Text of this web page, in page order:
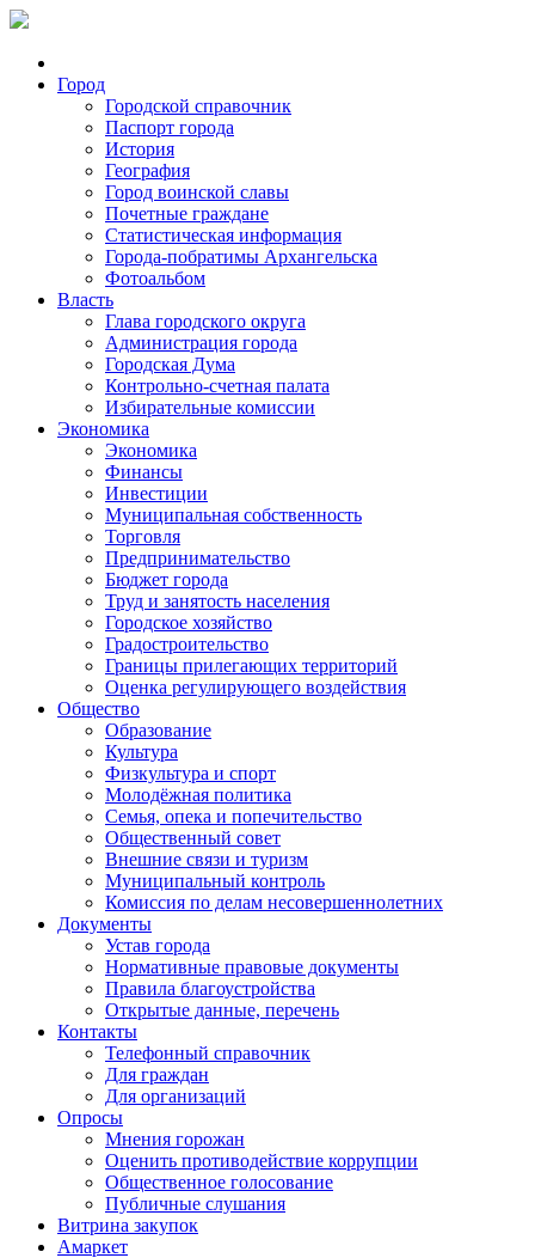
Город
Городской справочник
Паспорт города
История
География
Город воинской славы
Почетные граждане
Статистическая информация
Города-побратимы Архангельска
Фотоальбом
Власть
Глава городского округа
Администрация города
Городская Дума
Контрольно-счетная палата
Избирательные комиссии
Экономика
Экономика
Финансы
Инвестиции
Муниципальная собственность
Торговля
Предпринимательство
Бюджет города
Труд и занятость населения
Городское хозяйство
Градостроительство
Границы прилегающих территорий
Оценка регулирующего воздействия
Общество
Образование
Культура
Физкультура и спорт
Молодёжная политика
Семья, опека и попечительство
Общественный совет
Внешние связи и туризм
Муниципальный контроль
Комиссия по делам несовершеннолетних
Документы
Устав города
Нормативные правовые документы
Правила благоустройства
Открытые данные, перечень
Контакты
Телефонный справочник
Для граждан
Для организаций
Опросы
Мнения горожан
Оценить противодействие коррупции
Общественное голосование
Публичные слушания
Витрина закупок
Амаркет